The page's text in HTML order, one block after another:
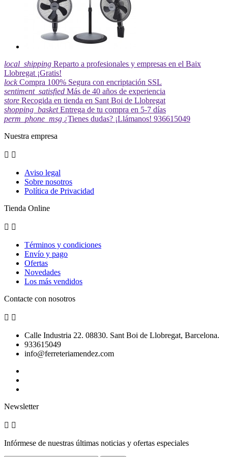
local_shipping Reparto a profesionales y empresas en el Baix
Llobregat ¡Gratis!
lock Compra 100% Segura con encriptación SSL
sentiment_satisfied Más de 40 años de experiencia
store Recogida en tienda en Sant Boi de Llobregat
shopping_basket Entrega de tu compra en 5-7 días
perm_phone_msg ¿Tienes dudas? ¡Llámanos! 936615049
Nuestra empresa
 
Aviso legal
Sobre nosotros
Política de Privacidad
Tienda Online
 
Términos y condiciones
Envío y pago
Ofertas
Novedades
Los más vendidos
Contacte con nosotros
 
Calle Industria 22. 08830. Sant Boi de Llobregat, Barcelona.
933615049
info@ferreteriamendez.com
Newsletter
 
Infórmese de nuestras últimas noticias y ofertas especiales